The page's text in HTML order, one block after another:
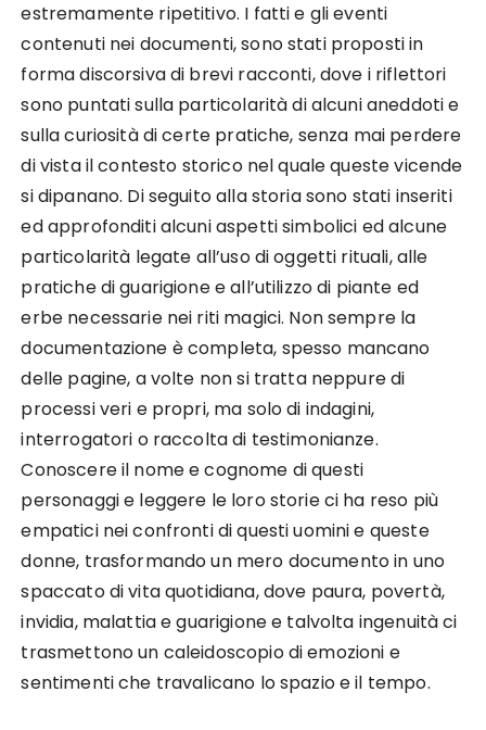
estremamente ripetitivo. I fatti e gli eventi
contenuti nei documenti, sono stati proposti in
forma discorsiva di brevi racconti, dove i riflettori
sono puntati sulla particolarità di alcuni aneddoti e
sulla curiosità di certe pratiche, senza mai perdere
di vista il contesto storico nel quale queste vicende
si dipanano. Di seguito alla storia sono stati inseriti
ed approfonditi alcuni aspetti simbolici ed alcune
particolarità legate all’uso di oggetti rituali, alle
pratiche di guarigione e all’utilizzo di piante ed
erbe necessarie nei riti magici. Non sempre la
documentazione è completa, spesso mancano
delle pagine, a volte non si tratta neppure di
processi veri e propri, ma solo di indagini,
interrogatori o raccolta di testimonianze.
Conoscere il nome e cognome di questi
personaggi e leggere le loro storie ci ha reso più
empatici nei confronti di questi uomini e queste
donne, trasformando un mero documento in uno
spaccato di vita quotidiana, dove paura, povertà,
invidia, malattia e guarigione e talvolta ingenuità ci
trasmettono un caleidoscopio di emozioni e
sentimenti che travalicano lo spazio e il tempo.